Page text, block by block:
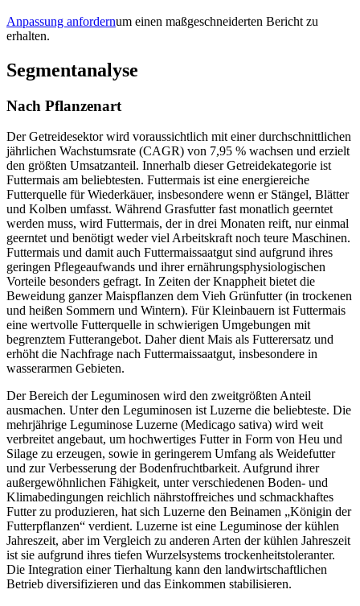
Anpassung anfordernum einen maßgeschneiderten Bericht zu
erhalten.
Segmentanalyse
Nach Pflanzenart
Der Getreidesektor wird voraussichtlich mit einer durchschnittlichen
jährlichen Wachstumsrate (CAGR) von 7,95 % wachsen und erzielt
den größten Umsatzanteil. Innerhalb dieser Getreidekategorie ist
Futtermais am beliebtesten. Futtermais ist eine energiereiche
Futterquelle für Wiederkäuer, insbesondere wenn er Stängel, Blätter
und Kolben umfasst. Während Grasfutter fast monatlich geerntet
werden muss, wird Futtermais, der in drei Monaten reift, nur einmal
geerntet und benötigt weder viel Arbeitskraft noch teure Maschinen.
Futtermais und damit auch Futtermaissaatgut sind aufgrund ihres
geringen Pflegeaufwands und ihrer ernährungsphysiologischen
Vorteile besonders gefragt. In Zeiten der Knappheit bietet die
Beweidung ganzer Maispflanzen dem Vieh Grünfutter (in trockenen
und heißen Sommern und Wintern). Für Kleinbauern ist Futtermais
eine wertvolle Futterquelle in schwierigen Umgebungen mit
begrenztem Futterangebot. Daher dient Mais als Futterersatz und
erhöht die Nachfrage nach Futtermaissaatgut, insbesondere in
wasserarmen Gebieten.
Der Bereich der Leguminosen wird den zweitgrößten Anteil
ausmachen. Unter den Leguminosen ist Luzerne die beliebteste. Die
mehrjährige Leguminose Luzerne (Medicago sativa) wird weit
verbreitet angebaut, um hochwertiges Futter in Form von Heu und
Silage zu erzeugen, sowie in geringerem Umfang als Weidefutter
und zur Verbesserung der Bodenfruchtbarkeit. Aufgrund ihrer
außergewöhnlichen Fähigkeit, unter verschiedenen Boden- und
Klimabedingungen reichlich nährstoffreiches und schmackhaftes
Futter zu produzieren, hat sich Luzerne den Beinamen „Königin der
Futterpflanzen“ verdient. Luzerne ist eine Leguminose der kühlen
Jahreszeit, aber im Vergleich zu anderen Arten der kühlen Jahreszeit
ist sie aufgrund ihres tiefen Wurzelsystems trockenheitstoleranter.
Die Integration einer Tierhaltung kann den landwirtschaftlichen
Betrieb diversifizieren und das Einkommen stabilisieren.